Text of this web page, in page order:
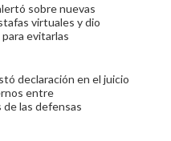
sobre nuevas
virtuales y dio
evitarlas
declaración en el juicio
entre
las defensas